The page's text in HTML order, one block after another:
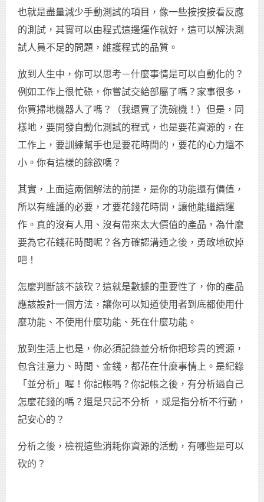
也就是盡量減少手動測試的項目，像一些按按按看反應
的測試，其實可以由程式這邊運作就好，這可以解決測
試人員不足的問題，維護程式的品質。
放到人生中，你可以思考－什麼事情是可以自動化的？
例如工作上很忙碌，你嘗試交給部屬了嗎？家事很多，
你買掃地機器人了嗎？（我還買了洗碗機！）但是，同
樣地，要開發自動化測試的程式，也是要花資源的，在
工作上，要訓練幫手也是要花時間的，要花的心力還不
小。你有這樣的餘欲嗎？
其實，上面這兩個解法的前提，是你的功能還有價值，
所以有維護的必要，才要花錢花時間，讓他能繼續運
作。真的沒有人用、沒有帶來太大價值的產品，為什麼
要為它花錢花時間呢？各方確認溝通之後，勇敢地砍掉
吧！
怎麼判斷該不該砍？這就是數據的重要性了，你的產品
應該設計一個方法，讓你可以知道使用者到底都使用什
麼功能、不使用什麼功能、死在什麼功能。
放到生活上也是，你必須記錄並分析你把珍貴的資源，
包含注意力、時間、金錢，都花在什麼事情上。是紀錄
「並分析」喔！你記帳嗎？你記帳之後，有分析過自己
怎麼花錢的嗎？還是只記不分析 ，或是指分析不行動，
記安心的？
分析之後，檢視這些消耗你資源的活動，有哪些是可以
砍的？